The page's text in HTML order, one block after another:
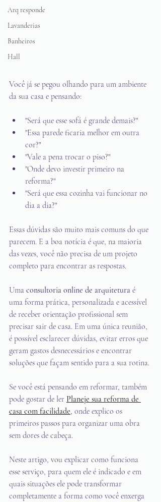
Arq responde
Lavanderias
Banheiros
Hall
Você já se pegou olhando para um ambiente
da sua casa e pensando:
"Será que esse sofá é grande demais?"
"Essa parede ficaria melhor em outra
cor?"
"Vale a pena trocar o piso?"
"Onde devo investir primeiro na
reforma?"
"Será que essa cozinha vai funcionar no
dia a dia?"
Essas dúvidas são muito mais comuns do que
parecem. E a boa notícia é que, na maioria
das vezes, você não precisa de um projeto
completo para encontrar as respostas.
Uma consultoria online de arquitetura é
uma forma prática, personalizada e acessível
de receber orientação profissional sem
precisar sair de casa. Em uma única reunião,
é possível esclarecer dúvidas, evitar erros que
geram gastos desnecessários e encontrar
soluções que façam sentido para a sua rotina.
Se você está pensando em reformar, também
pode gostar de ler Planeje sua reforma de
casa com facilidade, onde explico os
primeiros passos para organizar uma obra
sem dores de cabeça.
Neste artigo, vou explicar como funciona
esse serviço, para quem ele é indicado e em
quais situações ele pode transformar
completamente a forma como você enxerga